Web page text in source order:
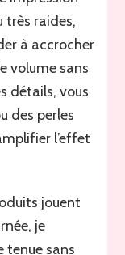
très raides,
à accrocher
volume sans
détails, vous
des perles
l’effet
jouent
je
tenue sans